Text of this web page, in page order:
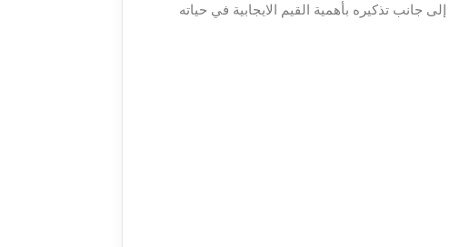
جانب تذكيره بأهمية القيم الايجابية في حياته